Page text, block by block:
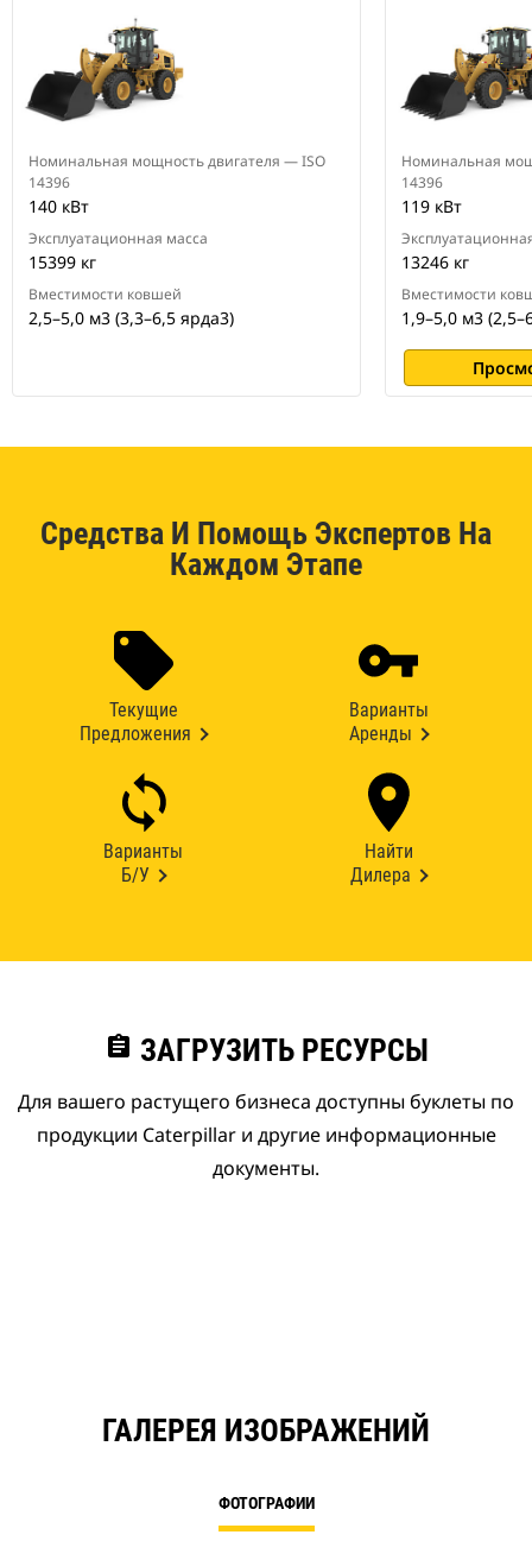
Номинальная мощность двигателя — ISO
14396
140 кВт
Эксплуатационная масса
15399 кг
Вместимости ковшей
2,5–5,0 м3 (3,3–6,5 ярда3)
Номинальная
14396
119 кВт
13246 кг
Вместимости
1,9–5,0 м3
Средства И Помощь Экспертов На
Каждом Этапе
Текущие
Предложения
Варианты
Аренды
Варианты
Б/У
Найти
Дилера
assignment ЗАГРУЗИТЬ РЕСУРСЫ
Для вашего растущего бизнеса доступны буклеты по
продукции Caterpillar и другие информационные
документы.
ГАЛЕРЕЯ ИЗОБРАЖЕНИЙ
ФОТОГРАФИИ